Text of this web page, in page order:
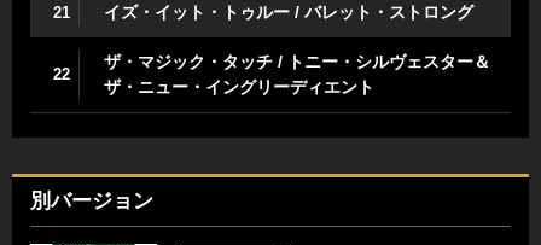
21 イズ・イット・トゥルー / バレット・ストロング
22
ザ・マジック・タッチ / トニー・シルヴェスター＆
ザ・ニュー・イングリーディエント
別バージョン